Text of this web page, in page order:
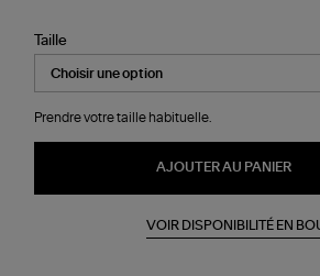
Taille
Prendre votre taille habituelle.
AJOUTER AU PANIER
VOIR DISPONIBILITÉ EN